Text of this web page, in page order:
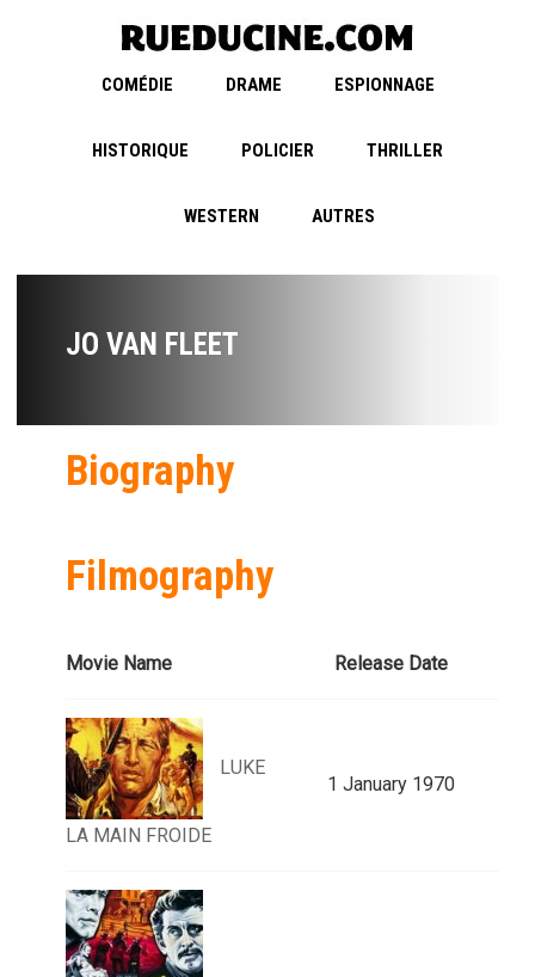
COMÉDIE DRAME ESPIONNAGE
HISTORIQUE POLICIER THRILLER
WESTERN AUTRES
JO VAN FLEET
Biography
Filmography
Movie Name Release Date
LUKE
LA MAIN FROIDE
1 January 1970